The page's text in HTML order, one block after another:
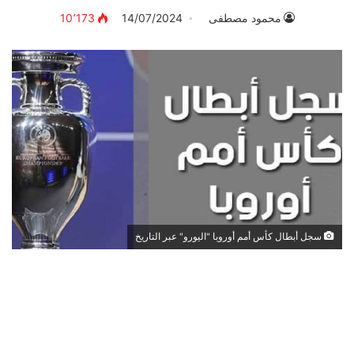
محمود مصطفى 14/07/2024 10٬173
سجل أبطال كأس أمم أوروبا "اليورو" عبر التاريخ